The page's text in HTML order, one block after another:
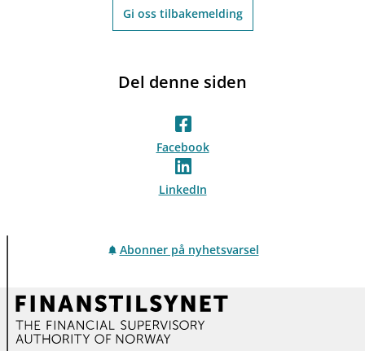
Gi oss tilbakemelding
Del denne siden
Facebook
LinkedIn
Abonner på nyhetsvarsel